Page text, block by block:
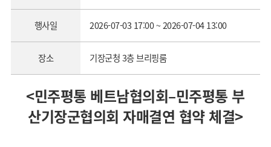
행사일 2026-07-03 17:00 ~ 2026-07-04 13:00
장소 기장군청 3층 브리핑룸
<민주평통 베트남협의회–민주평통 부
산기장군협의회 자매결연 협약 체결>